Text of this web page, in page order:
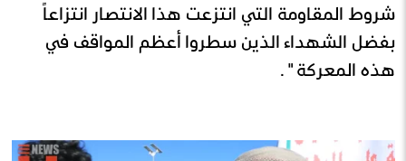
شروط المقاومة التي انتزعت هذا الانتصار انتزاعاً
بفضل الشهداء الذين سطروا أعظم المواقف في
هذه المعركة".